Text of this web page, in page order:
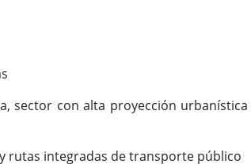
sector con alta proyección
rutas integradas de transporte público